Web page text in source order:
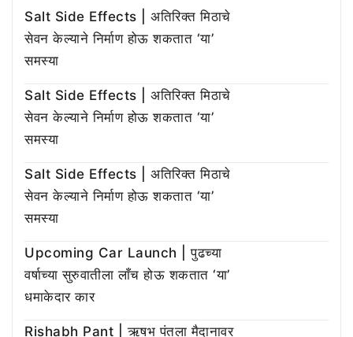
Salt Side Effects | अतिरिक्त मिठाचे
सेवन केल्याने निर्माण होऊ शकतात ‘या’
समस्या
Salt Side Effects | अतिरिक्त मिठाचे
सेवन केल्याने निर्माण होऊ शकतात ‘या’
समस्या
Salt Side Effects | अतिरिक्त मिठाचे
सेवन केल्याने निर्माण होऊ शकतात ‘या’
समस्या
Upcoming Car Launch | पुढच्या
वर्षाच्या सुरुवातीला लाँच होऊ शकतात ‘या’
धमाकेदार कार
Rishabh Pant | ऋषभ पंतला मैदानावर